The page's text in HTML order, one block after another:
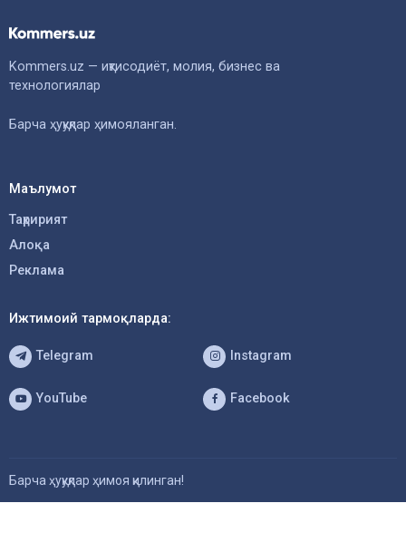
Kommers.uz — иқтисодиёт, молия, бизнес ва
технологиялар
Барча ҳуқуқлар ҳимояланган.
Маълумот
Таҳририят
Алоқа
Реклама
Ижтимоий тармоқларда:
Telegram Instagram
YouTube Facebook
Барча ҳуқуқлар ҳимоя қилинган!